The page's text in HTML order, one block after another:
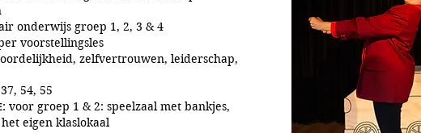
onderwijs groep 1, 2, 3 & 4
voorstellingsles
zelfvertrouwen, leiderschap,
54, 55
: voor groep 1 & 2: speelzaal met bankjes,
eigen klaslokaal